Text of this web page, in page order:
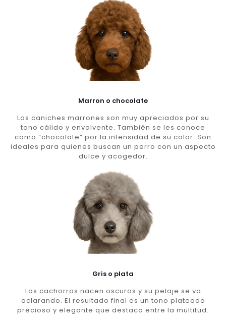
Marron o chocolate
Los caniches marrones son muy apreciados por su
tono cálido y envolvente. También se les conoce
como “chocolate” por la intensidad de su color. Son
ideales para quienes buscan un perro con un aspecto
dulce y acogedor.
Gris o plata
Los cachorros nacen oscuros y su pelaje se va
aclarando. El resultado final es un tono plateado
precioso y elegante que destaca entre la multitud.